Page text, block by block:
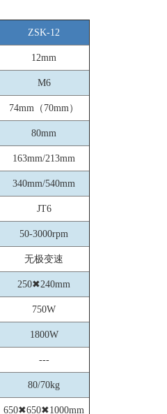
ZSK-12
12mm
M6
74mm（70mm）
80mm
163mm/213mm
340mm/540mm
JT6
50-3000rpm
无极变速
250✖240mm
750W
1800W
---
80/70kg
650✖650✖1000mm